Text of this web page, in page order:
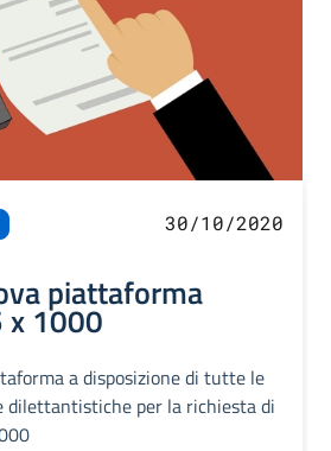
30/10/2020
piattaforma
x 1000
a disposizione di tutte le
dilettantistiche per la richiesta di